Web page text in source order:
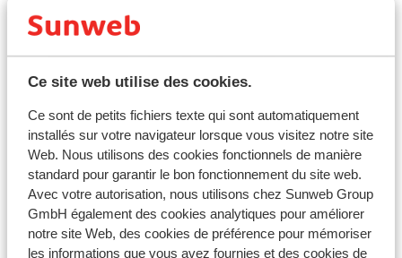
Ce site web utilise des cookies.
Ce sont de petits fichiers texte qui sont automatiquement
installés sur votre navigateur lorsque vous visitez notre site
Web. Nous utilisons des cookies fonctionnels de manière
standard pour garantir le bon fonctionnement du site web.
Avec votre autorisation, nous utilisons chez Sunweb Group
GmbH également des cookies analytiques pour améliorer
notre site Web, des cookies de préférence pour mémoriser
les informations que vous avez fournies et des cookies de
Afficher sur la carte
À proximité
Distance du centre-ville: environ 300 mètres
Distance jusqu'aux pistes de ski environ 200